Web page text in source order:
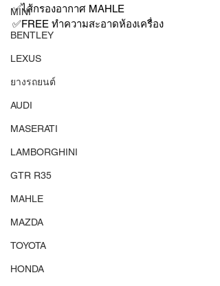
MINI
BENTLEY
LEXUS
ยางรถยนต์
AUDI
MASERATI
LAMBORGHINI
GTR R35
MAHLE
MAZDA
TOYOTA
HONDA
✅ไส้กรองอากาศ MAHLE
✅FREE ทำความสะอาดห้องเครื่อง